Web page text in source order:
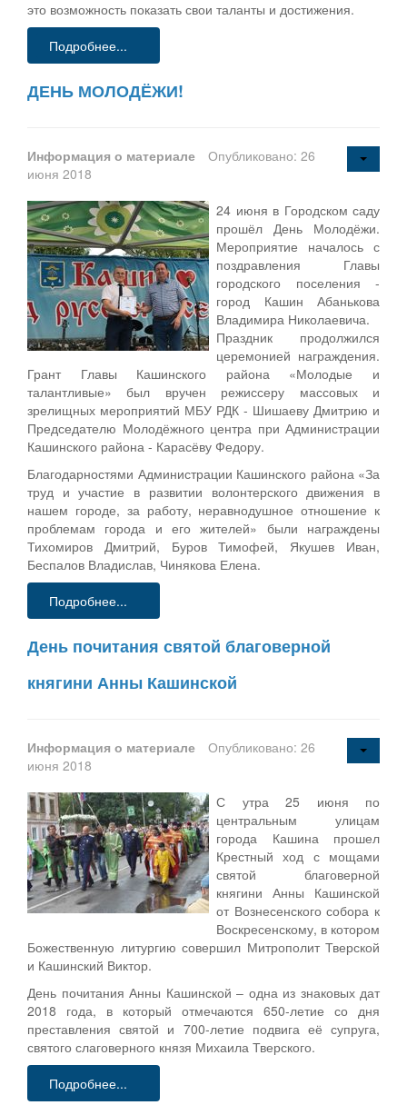
это возможность показать свои таланты и достижения.
Подробнее...
ДЕНЬ МОЛОДЁЖИ!
Информация о материале
Опубликовано: 26
июня 2018
24 июня в Городском саду
прошёл День Молодёжи.
Мероприятие началось с
поздравления Главы
городского поселения -
город Кашин Абанькова
Владимира Николаевича.
Праздник продолжился
церемонией награждения.
Грант Главы Кашинского района «Молодые и
талантливые» был вручен режиссеру массовых и
зрелищных мероприятий МБУ РДК - Шишаеву Дмитрию и
Председателю Молодёжного центра при Администрации
Кашинского района - Карасёву Федору.
Благодарностями Администрации Кашинского района «За
труд и участие в развитии волонтерского движения в
нашем городе, за работу, неравнодушное отношение к
проблемам города и его жителей» были награждены
Тихомиров Дмитрий, Буров Тимофей, Якушев Иван,
Беспалов Владислав, Чинякова Елена.
Подробнее...
День почитания святой благоверной
княгини Анны Кашинской
Информация о материале
Опубликовано: 26
июня 2018
С утра 25 июня по
центральным улицам
города Кашина прошел
Крестный ход с мощами
святой благоверной
княгини Анны Кашинской
от Вознесенского собора к
Воскресенскому, в котором
Божественную литургию совершил Митрополит Тверской
и Кашинский Виктор.
День почитания Анны Кашинской – одна из знаковых дат
2018 года, в который отмечаются 650-летие со дня
преставления святой и 700-летие подвига её супруга,
святого слаговерного князя Михаила Тверского.
Подробнее...